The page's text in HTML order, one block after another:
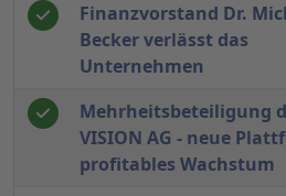
Finanzvorstand Dr.
Becker verlässt das
Unternehmen
Mehrheitsbeteiligung
VISION AG - neue
profitables Wachstum